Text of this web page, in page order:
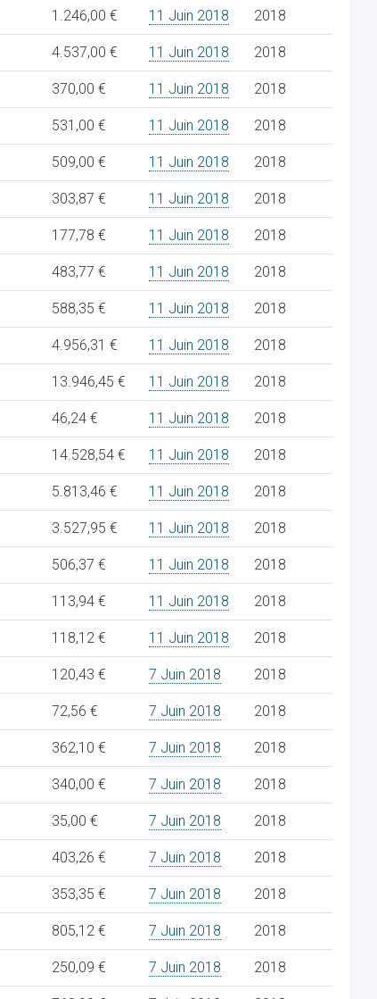
1.246,00 € 11 Juin 2018 2018
4.537,00 € 11 Juin 2018 2018
370,00 € 11 Juin 2018 2018
531,00 € 11 Juin 2018 2018
509,00 € 11 Juin 2018 2018
303,87 € 11 Juin 2018 2018
177,78 € 11 Juin 2018 2018
483,77 € 11 Juin 2018 2018
588,35 € 11 Juin 2018 2018
4.956,31 € 11 Juin 2018 2018
13.946,45 € 11 Juin 2018 2018
46,24 € 11 Juin 2018 2018
14.528,54 € 11 Juin 2018 2018
5.813,46 € 11 Juin 2018 2018
3.527,95 € 11 Juin 2018 2018
506,37 € 11 Juin 2018 2018
113,94 € 11 Juin 2018 2018
118,12 € 11 Juin 2018 2018
120,43 € 7 Juin 2018 2018
72,56 € 7 Juin 2018 2018
362,10 € 7 Juin 2018 2018
340,00 € 7 Juin 2018 2018
35,00 € 7 Juin 2018 2018
403,26 € 7 Juin 2018 2018
353,35 € 7 Juin 2018 2018
805,12 € 7 Juin 2018 2018
250,09 € 7 Juin 2018 2018